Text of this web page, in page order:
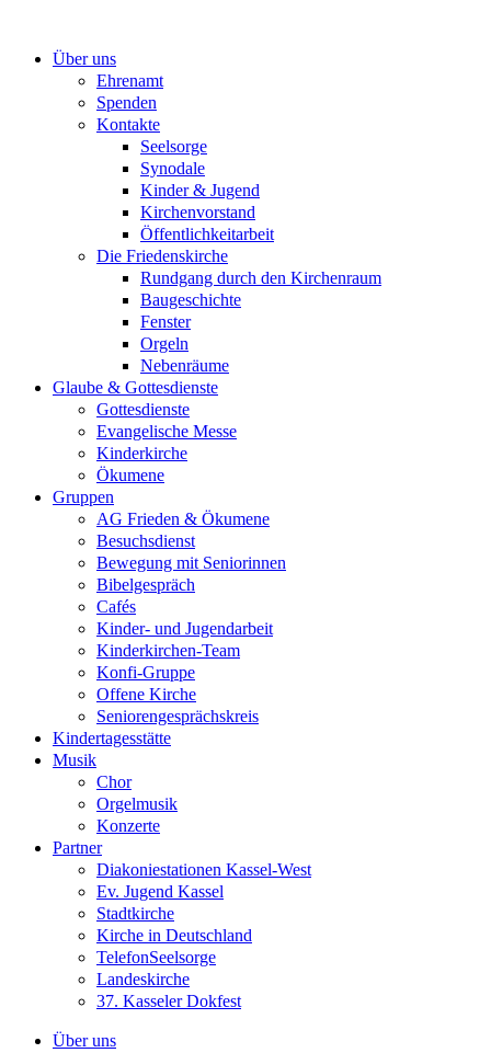
springenÜber uns
Ehrenamt
Spenden
Kontakte
Seelsorge
Synodale
Kinder & Jugend
Kirchenvorstand
Öffentlichkeitarbeit
Die Friedenskirche
Rundgang durch den Kirchenraum
Baugeschichte
Fenster
Orgeln
Nebenräume
Glaube & Gottesdienste
Gottesdienste
Evangelische Messe
Kinderkirche
Ökumene
Gruppen
AG Frieden & Ökumene
Besuchsdienst
Bewegung mit Seniorinnen
Bibelgespräch
Cafés
Kinder- und Jugendarbeit
Kinderkirchen-Team
Konfi-Gruppe
Offene Kirche
Seniorengesprächskreis
Kindertagesstätte
Musik
Chor
Orgelmusik
Konzerte
Partner
Diakoniestationen Kassel-West
Ev. Jugend Kassel
Stadtkirche
Kirche in Deutschland
TelefonSeelsorge
Landeskirche
37. Kasseler Dokfest
Über uns